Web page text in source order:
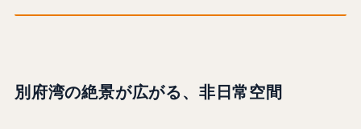
別府湾の絶景が広がる、非日常空間